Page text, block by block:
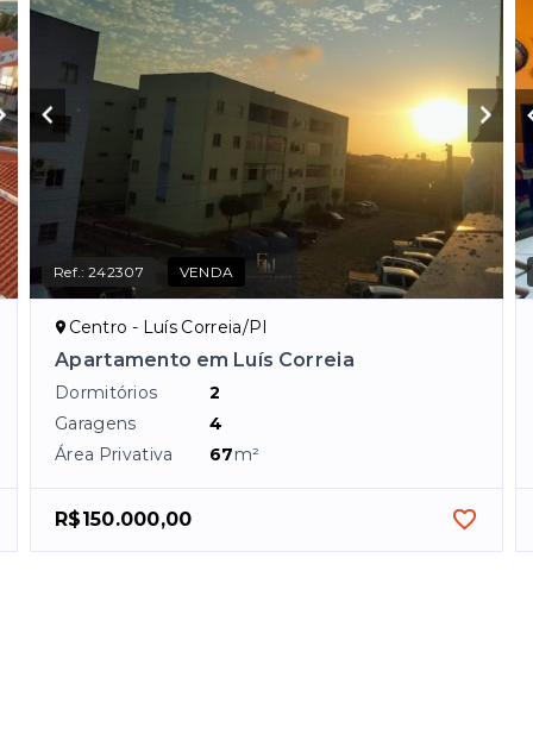
Ref.:242307 VENDA
Centro - Luís Correia/PI
Apartamento em Luís Correia
Dormitórios
2
Garagens
4
Área Privativa
67m²
R$150.000,00